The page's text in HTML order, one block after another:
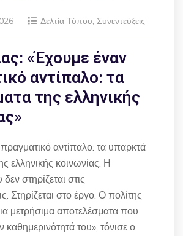
Δελτία Τύπου, Συνεντεύξεις
«Έχουμε έναν
αντίπαλο: τα
της ελληνικής
αντίπαλο: τα υπαρκτά
ελληνικής κοινωνίας. Η
στηρίζεται στις
Στηρίζεται στο έργο. Ο πολίτης
μετρήσιμα αποτελέσματα που
του», τόνισε ο